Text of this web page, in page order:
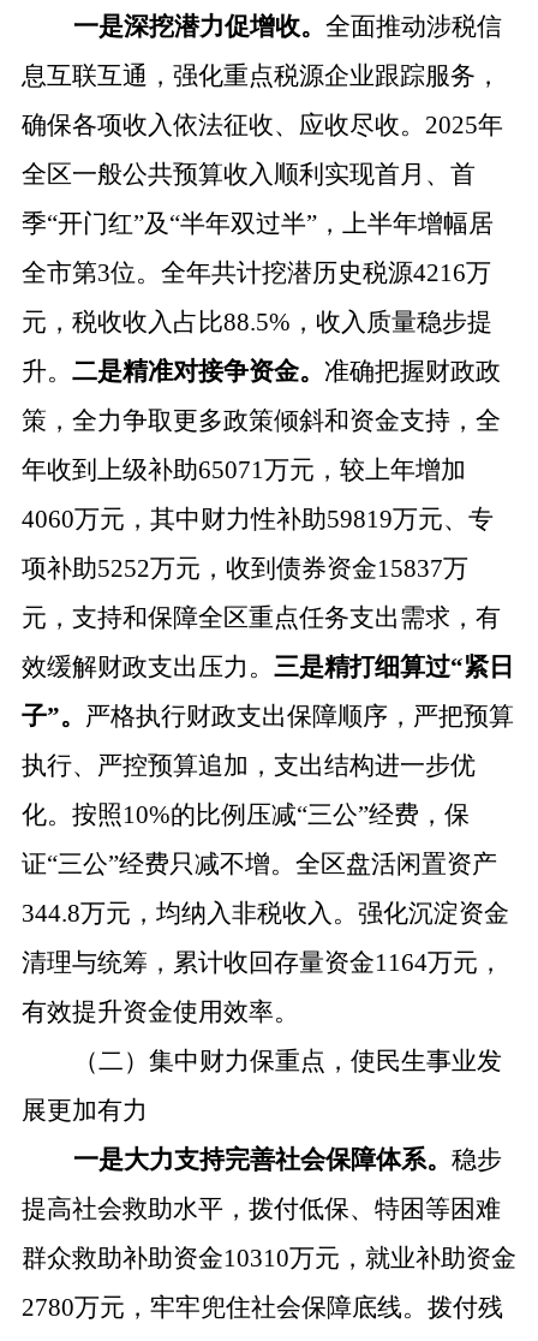
一是深挖潜力促增收。 全面推动涉税信
息互联互通，强化重点税源企业跟踪服务，
确保各项收入依法征收、应收尽收。 2025年
全区一般公共预算收入顺利实现首月、首
季“开门红”及“半年双过半”，上半年增幅居
全市第3位。全年共计挖潜历史税源4216万
元，税收收入占比88.5%，收入质量稳步提
升。 二是精准对接争资金。 准确把握财政政
策，全力争取更多政策倾斜和资金支持，全
年收到上级补助65071万元，较上年增加
4060万元，其中财力性补助59819万元、专
项补助5252万元，收到债券资金15837万
元，支持和保障全区重点任务支出需求，有
效缓解财政支出压力。 三是精打细算过“紧日
子”。 严格执行财政支出保障顺序，严把预算
执行、严控预算追加，支出结构进一步优
化。按照10%的比例压减“三公”经费，保
证“三公”经费只减不增。全区盘活闲置资产
344.8万元，均纳入非税收入。强化沉淀资金
清理与统筹，累计收回存量资金1164万元，
有效提升资金使用效率。
（二）集中财力保重点，使民生事业发
展更加有力
一是大力支持完善社会保障体系。 稳步
提高社会救助水平，拨付低保、特困等困难
群众救助补助资金10310万元，就业补助资金
2780万元，牢牢兜住社会保障底线。拨付残